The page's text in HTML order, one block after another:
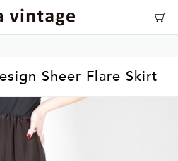
Sheer Flare Skirt